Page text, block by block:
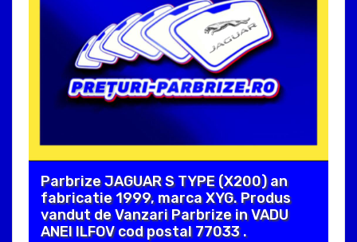
Parbrize JAGUAR S TYPE (X200) an
fabricatie 1999, marca XYG. Produs
vandut de Vanzari Parbrize in VADU
ANEI ILFOV cod postal 77033 .